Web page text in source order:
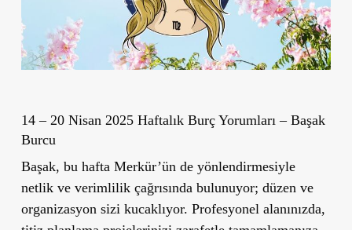
14 – 20 Nisan 2025 Haftalık Burç Yorumları – Başak
Burcu
Başak, bu hafta Merkür’ün de yönlendirmesiyle
netlik ve verimlilik çağrısında bulunuyor; düzen ve
organizasyon sizi kucaklıyor. Profesyonel alanınızda,